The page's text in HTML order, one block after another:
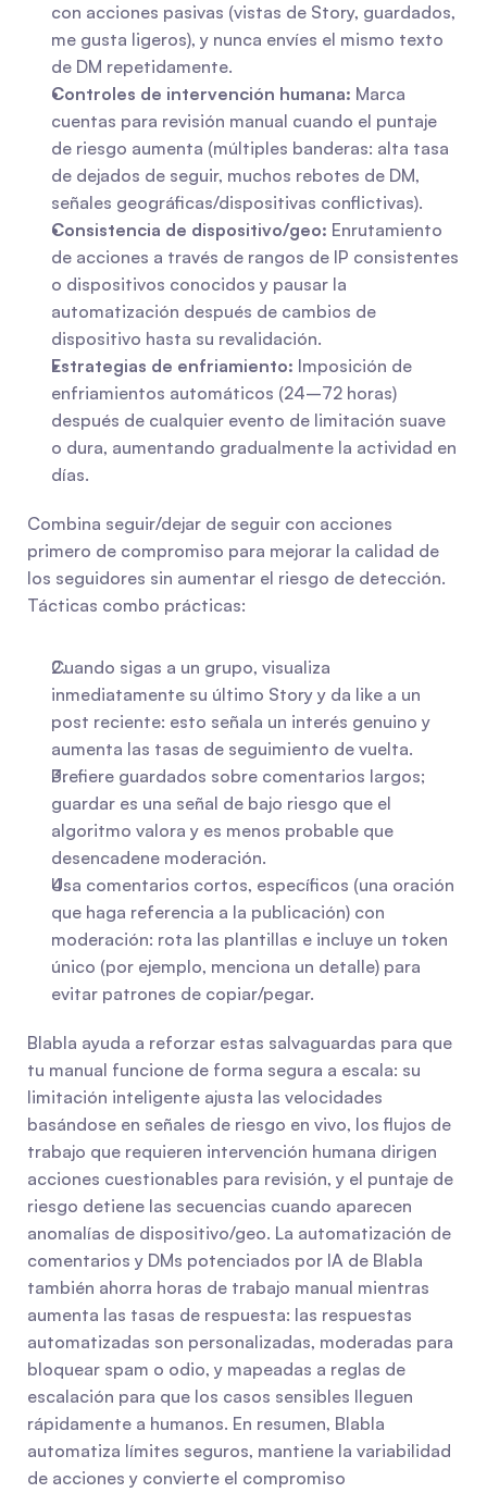
con acciones pasivas (vistas de Story, guardados,
me gusta ligeros), y nunca envíes el mismo texto
de DM repetidamente.
Controles de intervención humana: Marca
cuentas para revisión manual cuando el puntaje
de riesgo aumenta (múltiples banderas: alta tasa
de dejados de seguir, muchos rebotes de DM,
señales geográficas/dispositivas conflictivas).
Consistencia de dispositivo/geo: Enrutamiento
de acciones a través de rangos de IP consistentes
o dispositivos conocidos y pausar la
automatización después de cambios de
dispositivo hasta su revalidación.
Estrategias de enfriamiento: Imposición de
enfriamientos automáticos (24–72 horas)
después de cualquier evento de limitación suave
o dura, aumentando gradualmente la actividad en
días.
Combina seguir/dejar de seguir con acciones
primero de compromiso para mejorar la calidad de
los seguidores sin aumentar el riesgo de detección.
Tácticas combo prácticas:
Cuando sigas a un grupo, visualiza
inmediatamente su último Story y da like a un
post reciente: esto señala un interés genuino y
aumenta las tasas de seguimiento de vuelta.
Prefiere guardados sobre comentarios largos;
guardar es una señal de bajo riesgo que el
algoritmo valora y es menos probable que
desencadene moderación.
Usa comentarios cortos, específicos (una oración
que haga referencia a la publicación) con
moderación: rota las plantillas e incluye un token
único (por ejemplo, menciona un detalle) para
evitar patrones de copiar/pegar.
Blabla ayuda a reforzar estas salvaguardas para que
tu manual funcione de forma segura a escala: su
limitación inteligente ajusta las velocidades
basándose en señales de riesgo en vivo, los flujos de
trabajo que requieren intervención humana dirigen
acciones cuestionables para revisión, y el puntaje de
riesgo detiene las secuencias cuando aparecen
anomalías de dispositivo/geo. La automatización de
comentarios y DMs potenciados por IA de Blabla
también ahorra horas de trabajo manual mientras
aumenta las tasas de respuesta: las respuestas
automatizadas son personalizadas, moderadas para
bloquear spam o odio, y mapeadas a reglas de
escalación para que los casos sensibles lleguen
rápidamente a humanos. En resumen, Blabla
automatiza límites seguros, mantiene la variabilidad
de acciones y convierte el compromiso